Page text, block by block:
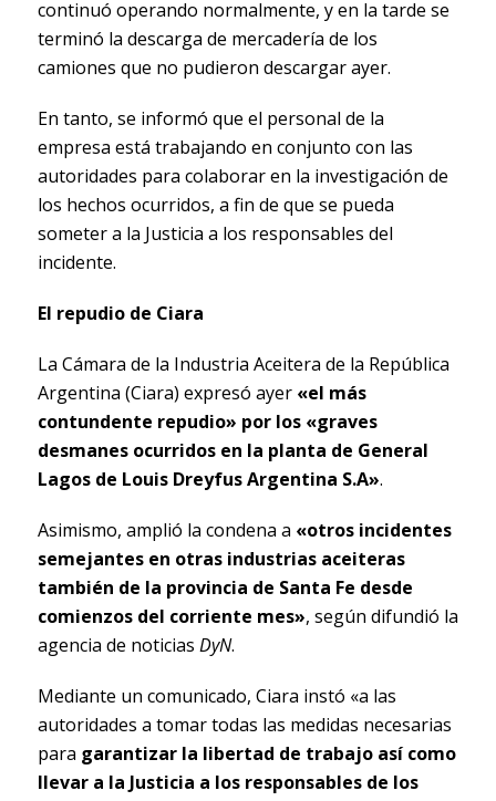
continuó operando normalmente, y en la tarde se
terminó la descarga de mercadería de los
camiones que no pudieron descargar ayer.
En tanto, se informó que el personal de la
empresa está trabajando en conjunto con las
autoridades para colaborar en la investigación de
los hechos ocurridos, a fin de que se pueda
someter a la Justicia a los responsables del
incidente.
El repudio de Ciara
La Cámara de la Industria Aceitera de la República
Argentina (Ciara) expresó ayer «el más
contundente repudio» por los «graves
desmanes ocurridos en la planta de General
Lagos de Louis Dreyfus Argentina S.A».
Asimismo, amplió la condena a «otros incidentes
semejantes en otras industrias aceiteras
también de la provincia de Santa Fe desde
comienzos del corriente mes», según difundió la
agencia de noticias DyN.
Mediante un comunicado, Ciara instó «a las
autoridades a tomar todas las medidas necesarias
para garantizar la libertad de trabajo así como
llevar a la Justicia a los responsables de los